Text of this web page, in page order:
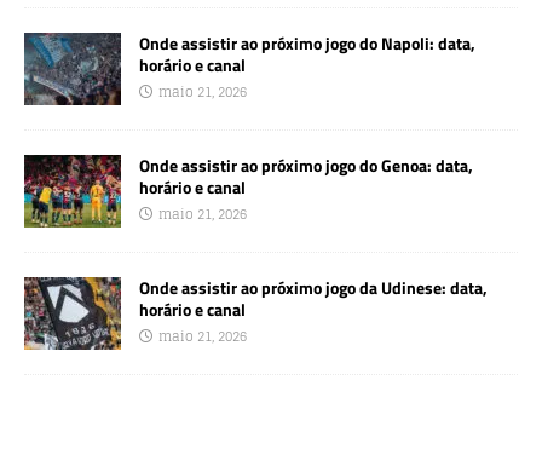
Onde assistir ao próximo jogo do Napoli: data,
horário e canal
maio 21, 2026
Onde assistir ao próximo jogo do Genoa: data,
horário e canal
maio 21, 2026
Onde assistir ao próximo jogo da Udinese: data,
horário e canal
maio 21, 2026